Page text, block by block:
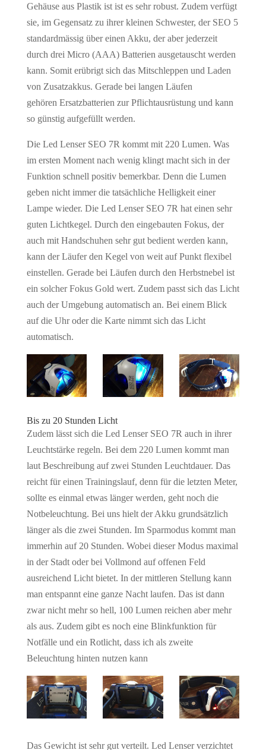
Gehäuse aus Plastik ist ist es sehr robust. Zudem verfügt
sie, im Gegensatz zu ihrer kleinen Schwester, der SEO 5
standardmässig über einen Akku, der aber jederzeit
durch drei Micro (AAA) Batterien ausgetauscht werden
kann. Somit erübrigt sich das Mitschleppen und Laden
von Zusatzakkus. Gerade bei langen Läufen
gehören Ersatzbatterien zur Pflichtausrüstung und kann
so günstig aufgefüllt werden.
Die Led Lenser SEO 7R kommt mit 220 Lumen. Was
im ersten Moment nach wenig klingt macht sich in der
Funktion schnell positiv bemerkbar. Denn die Lumen
geben nicht immer die tatsächliche Helligkeit einer
Lampe wieder. Die Led Lenser SEO 7R hat einen sehr
guten Lichtkegel. Durch den eingebauten Fokus, der
auch mit Handschuhen sehr gut bedient werden kann,
kann der Läufer den Kegel von weit auf Punkt flexibel
einstellen. Gerade bei Läufen durch den Herbstnebel ist
ein solcher Fokus Gold wert. Zudem passt sich das Licht
auch der Umgebung automatisch an. Bei einem Blick
auf die Uhr oder die Karte nimmt sich das Licht
automatisch.
Bis zu 20 Stunden Licht
Zudem lässt sich die Led Lenser SEO 7R auch in ihrer
Leuchtstärke regeln. Bei dem 220 Lumen kommt man
laut Beschreibung auf zwei Stunden Leuchtdauer. Das
reicht für einen Trainingslauf, denn für die letzten Meter,
sollte es einmal etwas länger werden, geht noch die
Notbeleuchtung. Bei uns hielt der Akku grundsätzlich
länger als die zwei Stunden. Im Sparmodus kommt man
immerhin auf 20 Stunden. Wobei dieser Modus maximal
in der Stadt oder bei Vollmond auf offenen Feld
ausreichend Licht bietet. In der mittleren Stellung kann
man entspannt eine ganze Nacht laufen. Das ist dann
zwar nicht mehr so hell, 100 Lumen reichen aber mehr
als aus. Zudem gibt es noch eine Blinkfunktion für
Notfälle und ein Rotlicht, dass ich als zweite
Beleuchtung hinten nutzen kann
Das Gewicht ist sehr gut verteilt. Led Lenser verzichtet